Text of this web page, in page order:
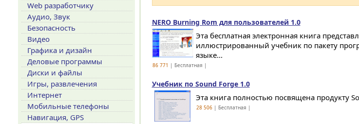
NERO Burning Rom для пользователей 1.0
Эта бесплатная электронная книга
иллюстрированный учебник по пакету
языке...
86 771 | Бесплатная |
Учебник по Sound Forge 1.0
Эта книга полностью посвящена продукту
28 506| Бесплатная |
Web разработчику
Аудио, Звук
Безопасность
Видео
Графика и дизайн
Деловые программы
Диски и файлы
Игры, развлечения
Интернет
Мобильные телефоны
Навигация, GPS